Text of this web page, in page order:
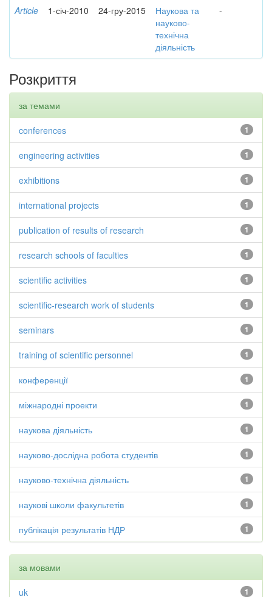
Article 1-січ-2010 24-гру-2015
Наукова та
науково-
технічна
діяльність
-
Розкриття
за темами
1
conferences
1
engineering activities
1
exhibitions
1
international projects
1
publication of results of research
1
research schools of faculties
1
scientific activities
1
scientific-research work of students
1
seminars
1
training of scientific personnel
1
конференції
1
міжнародні проекти
1
наукова діяльність
1
науково-дослідна робота студентів
1
науково-технічна діяльність
1
наукові школи факультетів
1
публікація результатів НДР
за мовами
1
uk